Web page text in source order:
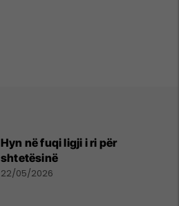
Hyn në fuqi ligji i ri për
shtetësinë
22/05/2026